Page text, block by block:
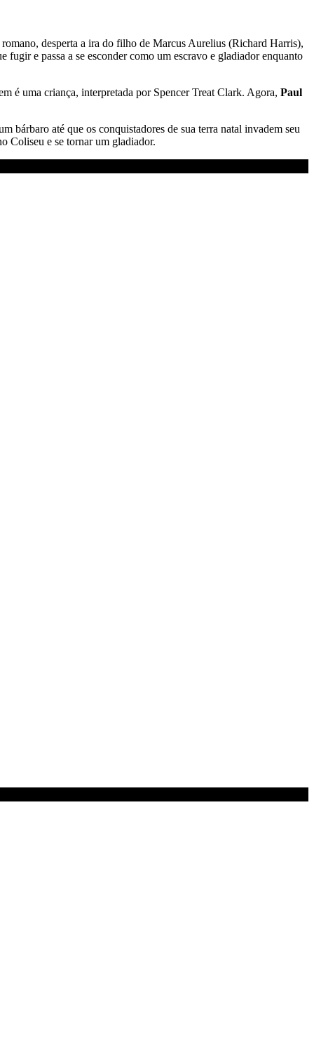
desperta a ira do filho de Marcus Aurelius (Richard Harris),
e passa a se esconder como um escravo e gladiador enquanto
é uma criança, interpretada por Spencer Treat Clark. Agora, Paul
bárbaro até que os conquistadores de sua terra natal invadem seu
Coliseu e se tornar um gladiador.